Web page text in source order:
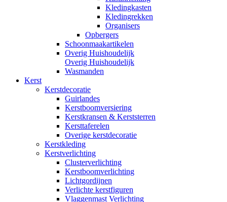
Kledingkasten
Kledingrekken
Organisers
Opbergers
Schoonmaakartikelen
Overig Huishoudelijk
Overig Huishoudelijk
Wasmanden
Kerst
Kerstdecoratie
Guirlandes
Kerstboomversiering
Kerstkransen & Kerststerren
Kersttaferelen
Overige kerstdecoratie
Kerstkleding
Kerstverlichting
Clusterverlichting
Kerstboomverlichting
Lichtgordijnen
Verlichte kerstfiguren
Vlaggenmast Verlichting